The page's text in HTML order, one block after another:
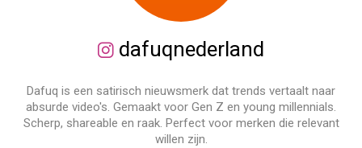
dafuqnederland
Dafuq is een satirisch nieuwsmerk dat trends vertaalt naar
absurde video's. Gemaakt voor Gen Z en young millennials.
Scherp, shareable en raak. Perfect voor merken die relevant
willen zijn.